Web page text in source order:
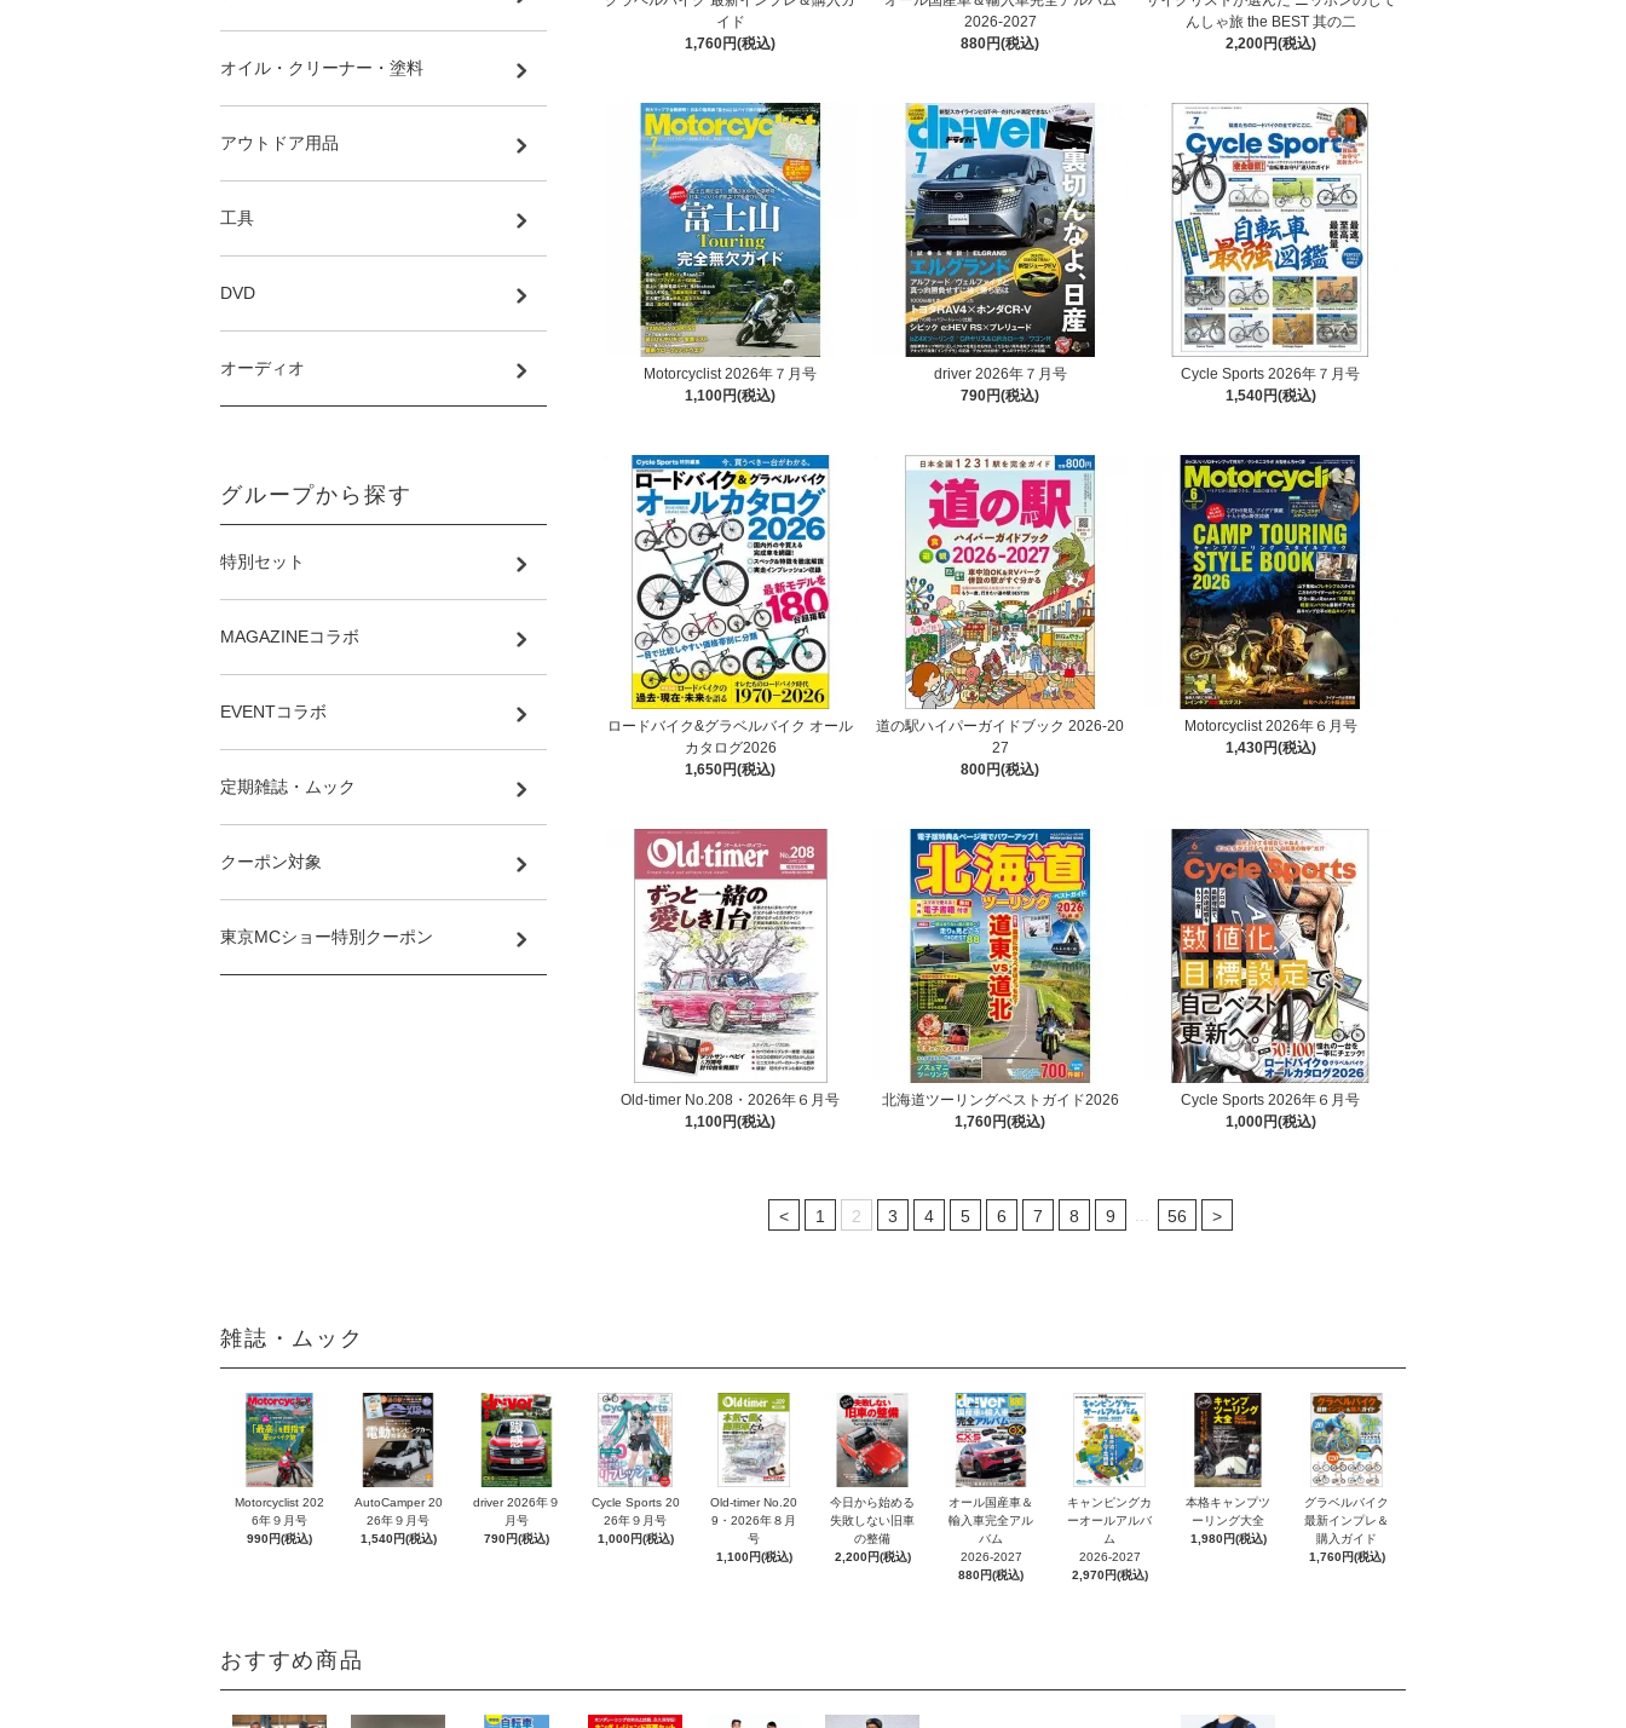
イド
1,760円(税込)
2026-2027
880円(税込)
んしゃ旅 the BEST 其の二
2,200円(税込)
Motorcyclist 2026年７月号
1,100円(税込)
driver 2026年７月号
790円(税込)
Cycle Sports 2026年７月号
1,540円(税込)
ロードバイク&グラベルバイク オール
カタログ2026
1,650円(税込)
道の駅ハイパーガイドブック 2026-20
27
800円(税込)
Motorcyclist 2026年６月号
1,430円(税込)
Old-timer No.208・2026年６月号
1,100円(税込)
北海道ツーリングベストガイド2026
1,760円(税込)
Cycle Sports 2026年６月号
1,000円(税込)
< 1 2 3 4 5 6 7 8 9 56 >
オイル・クリーナー・塗料
アウトドア用品
工具
DVD
オーディオ
グループから探す
特別セット
MAGAZINEコラボ
EVENTコラボ
定期雑誌・ムック
クーポン対象
東京MCショー特別クーポン
雑誌・ムック
Motorcyclist 202
6年９月号
990円(税込)
AutoCamper 20
26年９月号
1,540円(税込)
driver 2026年９
月号
790円(税込)
Cycle Sports 20
26年９月号
1,000円(税込)
Old-timer No.20
9・2026年８月
号
1,100円(税込)
今日から始める
失敗しない旧車
の整備
2,200円(税込)
オール国産車＆
輸入車完全アル
バム
2026-2027
880円(税込)
キャンピングカ
ーオールアルバ
ム
2026-2027
2,970円(税込)
本格キャンプツ
ーリング大全
1,980円(税込)
グラベルバイク
最新インプレ＆
購入ガイド
1,760円(税込)
おすすめ商品